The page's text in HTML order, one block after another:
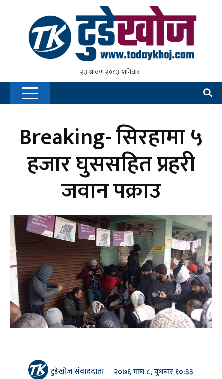
Breaking- सिरहामा ५
हजार घुससहित प्रहरी
जवान पक्राउ
टुडेखोज संवाददाता २०७६ माघ ८, बुधबार १०:३३